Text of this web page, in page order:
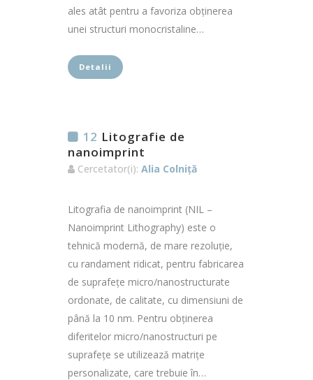
ales atât pentru a favoriza obținerea
unei structuri monocristaline…
Detalii
12 Litografie de
nanoimprint
Cercetator(i): Alia Colniță
Litografia de nanoimprint (NIL –
Nanoimprint Lithography) este o
tehnică modernă, de mare rezoluție,
cu randament ridicat, pentru fabricarea
de suprafețe micro/nanostructurate
ordonate, de calitate, cu dimensiuni de
până la 10 nm. Pentru obținerea
diferitelor micro/nanostructuri pe
suprafețe se utilizează matrițe
personalizate, care trebuie în…